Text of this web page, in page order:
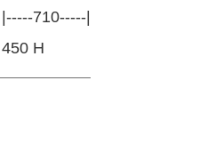
|-----710-----|
450 H